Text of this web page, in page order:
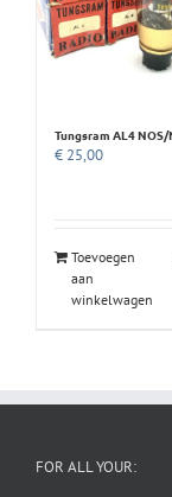
Tungsram AL4
€ 25,00
Toevoegen
aan
winkelwagen
FOR ALL YOUR: